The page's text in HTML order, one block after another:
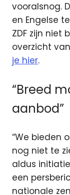
vooralsnog.
en Engelse
ZDF zijn niet
overzicht
je hier.
“Breed
aanbod”
“We bieden
nog niet te
aldus
een
nationale